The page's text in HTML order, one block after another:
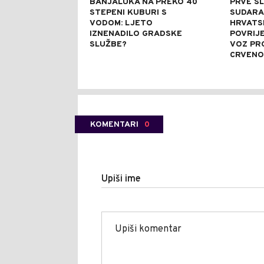
BANJALUKA NA PREKO 40
STEPENI KUBURI S
VODOM: LJETO
IZNENADILO GRADSKE
SLUŽBE?
PRVE
VOZ
KOMENTARI 0
Upiši ime